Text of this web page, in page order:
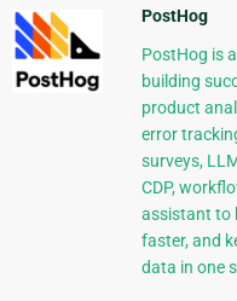
PostHog
PostHog is
building
product
error
surveys,
CDP,
assistant to
faster, and
data in one